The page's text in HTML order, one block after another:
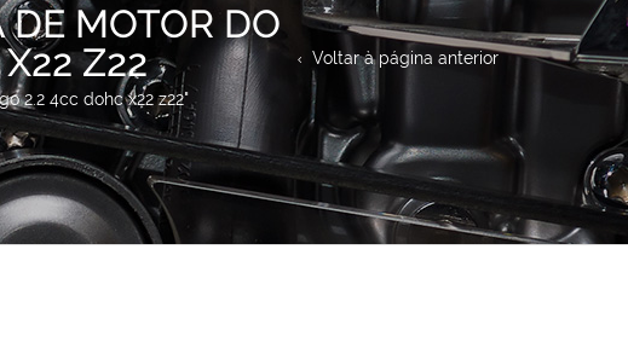
DE MOTOR DO
Z22
2.2 4cc dohc x22 z22"
Voltar à página anterior